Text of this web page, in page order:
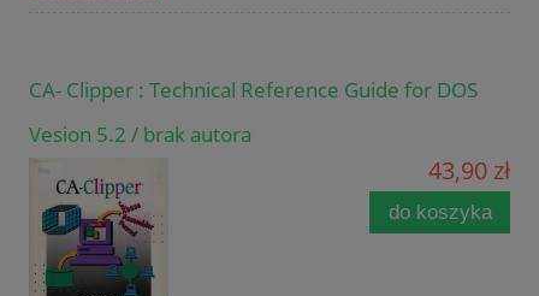
CA- Clipper : Technical Reference Guide for DOS
Vesion 5.2 / brak autora
43,90 zł
do koszyka